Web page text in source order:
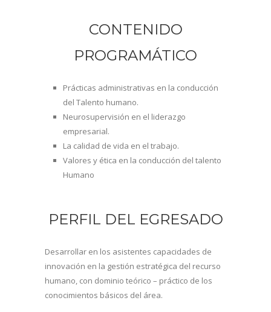
CONTENIDO
PROGRAMÁTICO
Prácticas administrativas en la conducción
del Talento humano.
Neurosupervisión en el liderazgo
empresarial.
La calidad de vida en el trabajo.
Valores y ética en la conducción del talento
Humano
PERFIL DEL EGRESADO
Desarrollar en los asistentes capacidades de
innovación en la gestión estratégica del recurso
humano, con dominio teórico – práctico de los
conocimientos básicos del área.